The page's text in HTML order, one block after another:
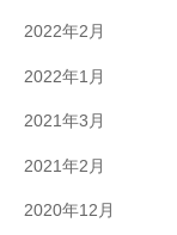
2022年2月
2022年1月
2021年3月
2021年2月
2020年12月